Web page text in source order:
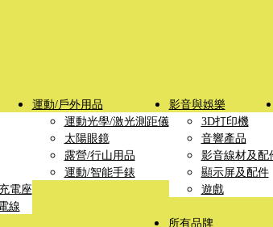
電座
線
運動/戶外用品
運動光學/激光測距儀
太陽眼鏡
露營/行山用品
運動/智能手錶
影音與娛樂
3D打印機
音響產品
影音線材及配
顯示屏及配件
遊戲
所有品牌